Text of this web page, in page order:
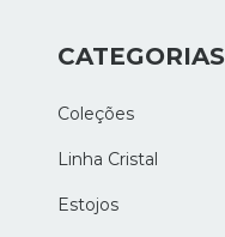
CATEGORIAS
Coleções
Linha Cristal
Estojos